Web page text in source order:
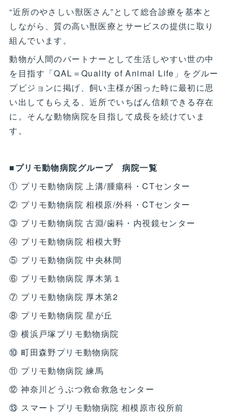
“近所のやさしい獣医さん”として総合診療を基本と
しながら、質の高い獣医療とサービスの提供に取り
組んでいます。
動物が人間のパートナーとして生活しやすい世の中
を目指す「QAL＝Quality of Animal Life」をグルー
プビジョンに掲げ、飼い主様が困った時に最初に思
い出してもらえる、近所でいちばん信頼できる存在
に。そんな動物病院を目指して成長を続けていま
す。
■プリモ動物病院グループ 病院一覧
① プリモ動物病院 上溝/腫瘍科・CTセンター
② プリモ動物病院 相模原/外科・CTセンター
③ プリモ動物病院 古淵/歯科・内視鏡センター
④ プリモ動物病院 相模大野
⑤ プリモ動物病院 中央林間
⑥ プリモ動物病院 厚木第１
⑦ プリモ動物病院 厚木第2
⑧ プリモ動物病院 星が丘
⑨ 横浜戸塚プリモ動物病院
⑩ 町田森野プリモ動物病院
⑪ プリモ動物病院 練馬
⑫ 神奈川どうぶつ救命救急センター
⑬ スマートプリモ動物病院 相模原市役所前